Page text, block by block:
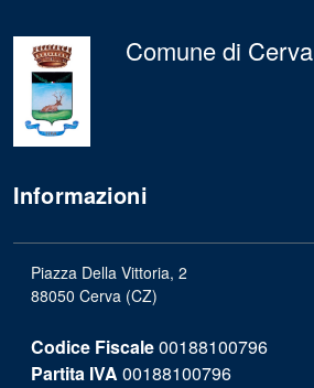
Comune di Cerva
Informazioni
Piazza Della Vittoria, 2
88050 Cerva (CZ)
Codice Fiscale00188100796
Partita IVA 00188100796